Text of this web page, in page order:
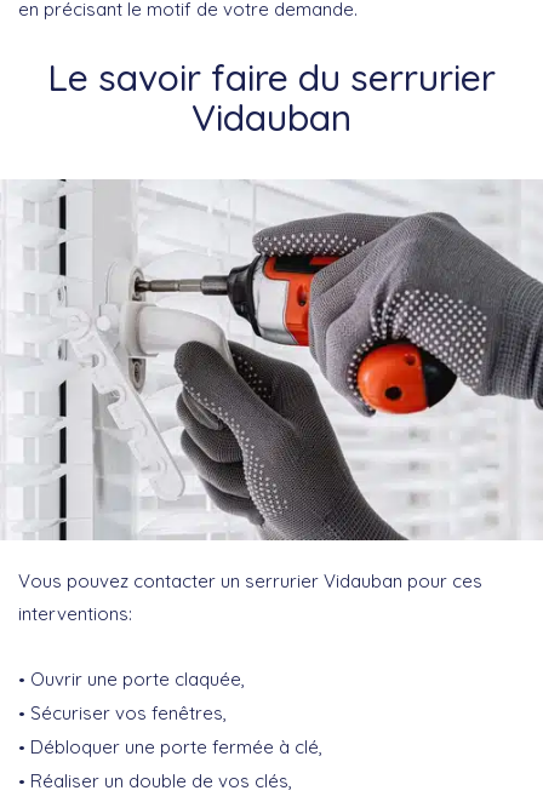
en précisant le motif de votre demande.
Le savoir faire du serrurier
Vidauban
Vous pouvez contacter un serrurier Vidauban pour ces
interventions:
Ouvrir une porte claquée,
Sécuriser vos fenêtres,
Débloquer une porte fermée à clé,
Réaliser un double de vos clés,